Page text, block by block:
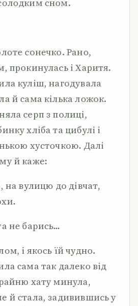
сном.
сонечко. Рано,
прокинулась і Харитя.
куліш, нагодувала
й сама кілька ложок.
серп з полиці,
хліба та цибулі і
хусточкою. Далі
й каже:
вулицю до дівчат,
не барись…
і якось їй чудно.
сама так далеко від
хату минула,
й стала, задивившись у